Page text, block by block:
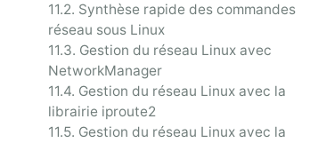
11.2. Synthèse rapide des commandes
réseau sous Linux
11.3. Gestion du réseau Linux avec
NetworkManager
11.4. Gestion du réseau Linux avec la
librairie iproute2
11.5. Gestion du réseau Linux avec la